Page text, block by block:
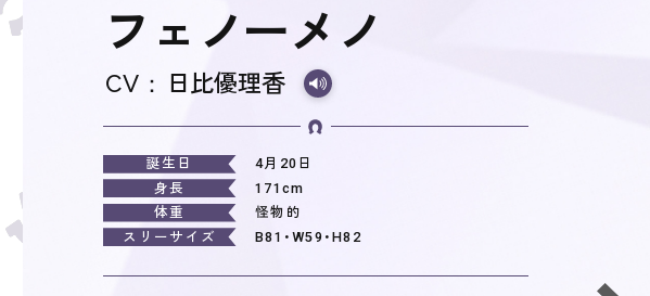
フェノーメノ
CV： 日比優理香
誕生日
4月20日
身長
171cm
体重
怪物的
スリーサイズ
B81・W59・H82